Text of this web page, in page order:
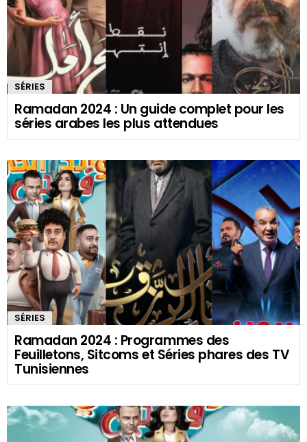
SÉRIES
Ramadan 2024 : Un guide complet pour les
séries arabes les plus attendues
SÉRIES
Ramadan 2024 : Programmes des
Feuilletons, Sitcoms et Séries phares des TV
Tunisiennes